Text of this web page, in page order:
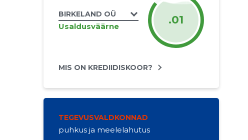
BIRKELAND OÜ
Usaldusväärne .01
MIS ON KREDIIDISKOOR?
TEGEVUSVALDKONNAD
puhkus ja meelelahutus